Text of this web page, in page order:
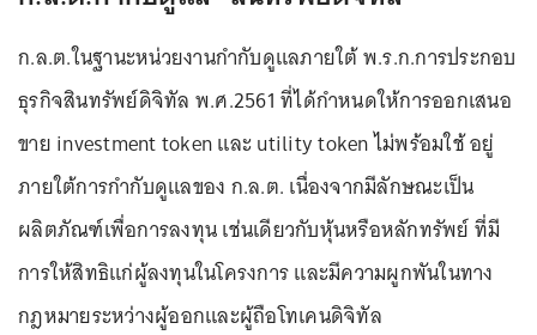
ก.ล.ต.ในฐานะหน่วยงานกำกับดูแลภายใต้ พ.ร.ก.การประกอบ
ธุรกิจสินทรัพย์ดิจิทัล พ.ศ.2561 ที่ได้กำหนดให้การออกเสนอ
ขาย investment token และ utility token ไม่พร้อมใช้ อยู่
ภายใต้การกำกับดูแลของ ก.ล.ต. เนื่องจากมีลักษณะเป็น
ผลิตภัณฑ์เพื่อการลงทุน เช่นเดียวกับหุ้นหรือหลักทรัพย์ ที่มี
การให้สิทธิแก่ผู้ลงทุนในโครงการ และมีความผูกพันในทาง
กฎหมายระหว่างผู้ออกและผู้ถือโทเคนดิจิทัล